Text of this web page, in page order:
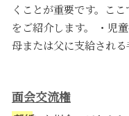
くことが重要です。ここ
をご紹介します。 ・児
母または父に支給され
面会交流権